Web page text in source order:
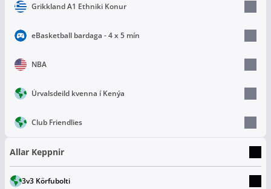
Grikkland A1 Ethniki Konur
eBasketball bardaga - 4 x 5 mín
NBA
Úrvalsdeild kvenna í Kenýa
Club Friendlies
Allar Keppnir
3v3 Körfubolti